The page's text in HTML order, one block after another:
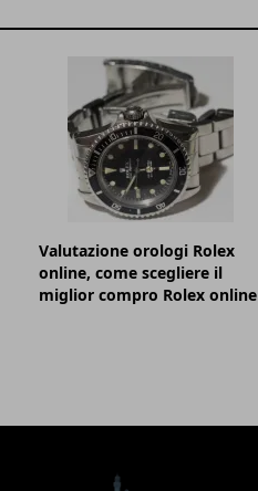
Valutazione orologi Rolex
online, come scegliere il
miglior compro Rolex online